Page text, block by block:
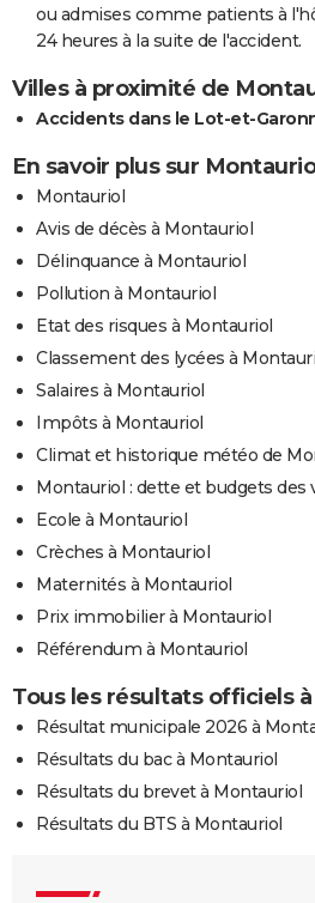
ou admises comme patients à
24 heures à la suite de l'accident.
Villes à proximité de
Accidents dans le Lot-et-
En savoir plus sur
Montauriol
Avis de décès à Montauriol
Délinquance à Montauriol
Pollution à Montauriol
Etat des risques à Montauriol
Classement des lycées à
Salaires à Montauriol
Impôts à Montauriol
Climat et historique météo de
Montauriol : dette et budgets des
Ecole à Montauriol
Crèches à Montauriol
Maternités à Montauriol
Prix immobilier à Montauriol
Référendum à Montauriol
Tous les résultats officiels
Résultat municipale 2026 à
Résultats du bac à Montauriol
Résultats du brevet à Montauriol
Résultats du BTS à Montauriol